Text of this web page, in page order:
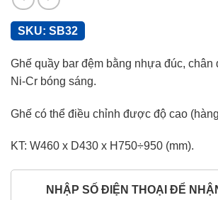
SKU: SB32
Ghế quầy bar đệm bằng nhựa đúc, chân
Ni-Cr bóng sáng.
Ghế có thể điều chỉnh được độ cao
KT: W460 x D430 x H750÷950 (mm).
NHẬP SỐ ĐIỆN THOẠI ĐỂ